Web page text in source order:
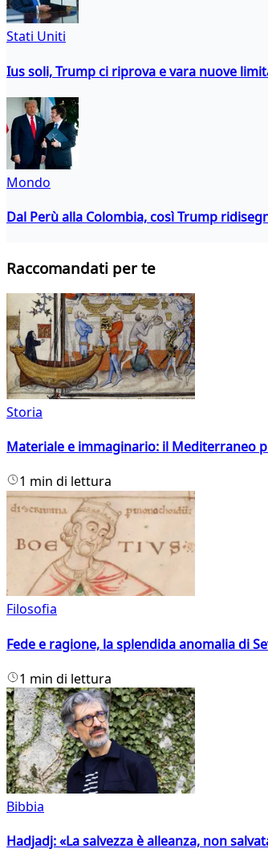
Stati Uniti
Ius soli, Trump ci riprova e vara nuove
Mondo
Dal Perù alla Colombia, così Trump
Raccomandati per te
Storia
Materiale e immaginario: il Mediterraneo
1 min di lettura
Filosofia
Fede e ragione, la splendida anomalia di
1 min di lettura
Bibbia
Hadjadj: «La salvezza è alleanza, non